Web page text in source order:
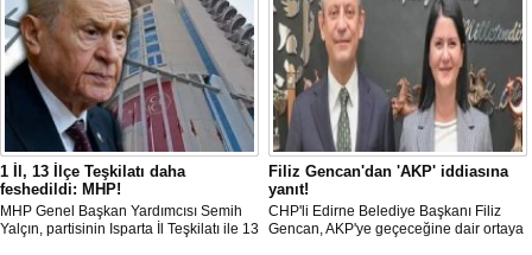
doğrudan değinilmemesi dikkat çekti.
dedi.
1 İl, 13 İlçe Teşkilatı daha
feshedildi: MHP!
MHP Genel Başkan Yardımcısı Semih
Yalçın, partisinin Isparta İl Teşkilatı ile 13
Filiz Gencan'dan 'AKP' iddiasına
yanıt!
CHP'li Edirne Belediye Başkanı Filiz
Gencan, AKP'ye geçeceğine dair ortaya